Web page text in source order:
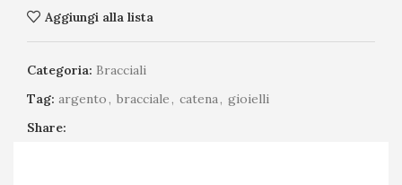
Aggiungi alla lista
Categoria: Bracciali
Tag: argento, bracciale, catena, gioielli
Share: